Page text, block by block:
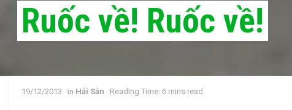
Ruốc về! Ruốc về!
19/12/2013 in Hải Sản Reading Time: 6 mins read